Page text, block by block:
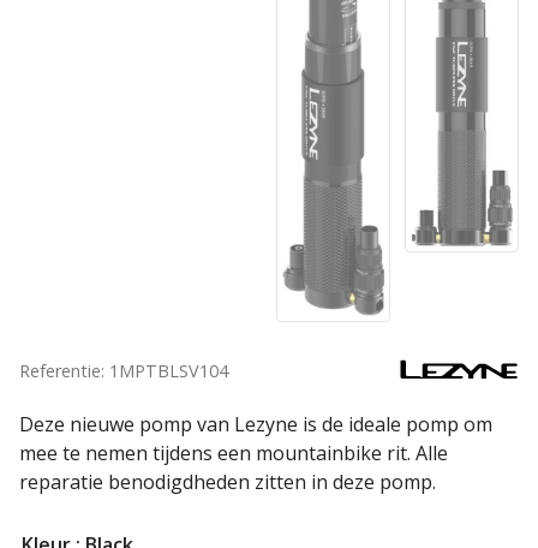
Referentie: 1MPTBLSV104
Deze nieuwe pomp van Lezyne is de ideale pomp om
mee te nemen tijdens een mountainbike rit. Alle
reparatie benodigdheden zitten in deze pomp.